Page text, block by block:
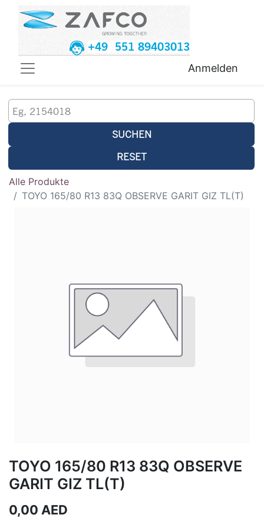
+49 551 89403013
Anmelden
SUCHEN
RESET
Alle Produkte
TOYO 165/80 R13 83Q OBSERVE GARIT GIZ TL(T)
TOYO 165/80 R13 83Q OBSERVE
GARIT GIZ TL(T)
0,00 AED